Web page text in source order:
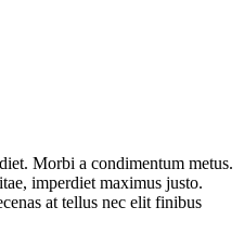
Morbi a condimentum metus.
imperdiet maximus justo.
at tellus nec elit finibus